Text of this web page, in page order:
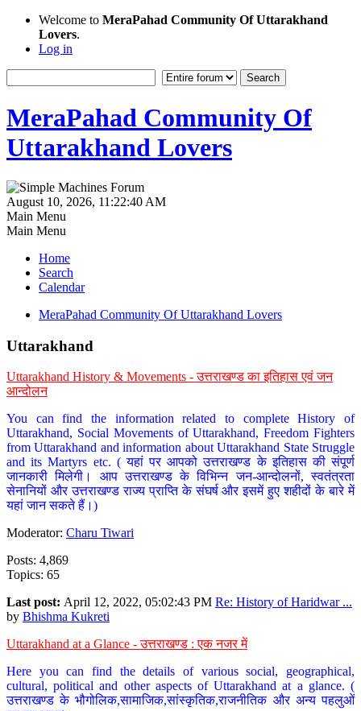
Welcome to MeraPahad Community Of Uttarakhand
Lovers.
Log in
MeraPahad Community Of
Uttarakhand Lovers
August 10, 2026, 11:22:40 AM
Main Menu
Main Menu
Home
Search
Calendar
MeraPahad Community Of Uttarakhand Lovers
Uttarakhand
Uttarakhand History & Movements - उत्तराखण्ड का इतिहास एवं जन
आन्दोलन
You can find the information related to complete History of
Uttarakhand, Social Movements of Uttarakhand, Freedom Fighters
from Uttarakhand and information about Uttarakhand State Struggle
and its Martyrs etc. ( यहां पर आपको उत्तराखण्ड के इतिहास की संपूर्ण
जानकारी मिलेगी। आप उत्तराखण्ड के विभिन्न जन-आन्दोलनों, स्वतंत्रता
सेनानियों और उत्तराखण्ड राज्य प्राप्ति के संघर्ष और इसमें हुए शहीदों के बारे में
यहां जान सकते हैं।)
Moderator: Charu Tiwari
Posts: 4,869
Topics: 65
Last post: April 12, 2022, 05:02:43 PM Re: History of Haridwar ...
by Bhishma Kukreti
Uttarakhand at a Glance - उत्तराखण्ड : एक नजर में
Here you can find the details of various social, geographical,
cultural, political and other aspects of Uttarakhand at a glance. (
उत्तराखण्ड के भौगोलिक,सामाजिक,सांस्कृतिक,राजनीतिक और अन्य पहलुओं